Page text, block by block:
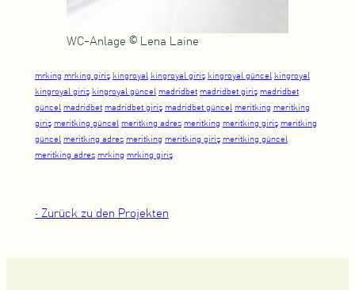
WC-Anlage © Lena Laine
mrking mrking giriş kingroyal kingroyal giriş kingroyal güncel kingroyal
kingroyal giriş kingroyal güncel madridbet madridbet giriş madridbet
güncel madridbet madridbet giriş madridbet güncel meritking meritking
giriş meritking güncel meritking adres meritking meritking giriş meritking
güncel meritking adres meritking meritking giriş meritking güncel
meritking adres mrking mrking giriş
• Zurück zu den Projekten